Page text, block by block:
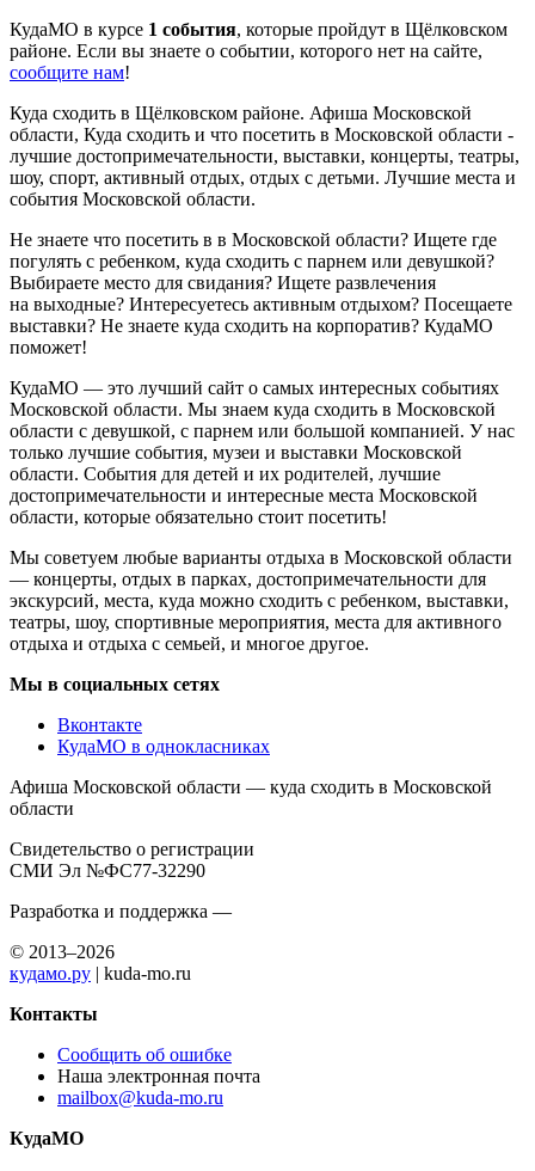
КудаМО в курсе 1 события, которые пройдут в Щёлковском
районе. Если вы знаете о событии, которого нет на сайте,
сообщите нам!
Куда сходить в Щёлковском районе. Афиша Московской
области, Куда сходить и что посетить в Московской области -
лучшие достопримечательности, выставки, концерты, театры,
шоу, спорт, активный отдых, отдых с детьми. Лучшие места и
события Московской области.
Не знаете что посетить в в Московской области? Ищете где
погулять с ребенком, куда сходить с парнем или девушкой?
Выбираете место для свидания? Ищете развлечения
на выходные? Интересуетесь активным отдыхом? Посещаете
выставки? Не знаете куда сходить на корпоратив? КудаМО
поможет!
КудаМО — это лучший сайт о самых интересных событиях
Московской области. Мы знаем куда сходить в Московской
области с девушкой, с парнем или большой компанией. У нас
только лучшие события, музеи и выставки Московской
области. События для детей и их родителей, лучшие
достопримечательности и интересные места Московской
области, которые обязательно стоит посетить!
Мы советуем любые варианты отдыха в Московской области
— концерты, отдых в парках, достопримечательности для
экскурсий, места, куда можно сходить с ребенком, выставки,
театры, шоу, спортивные мероприятия, места для активного
отдыха и отдыха с семьей, и многое другое.
Мы в социальных сетях
Вконтакте
КудаМО в однокласниках
Афиша Московской области — куда сходить в Московской
области
Свидетельство о регистрации
СМИ Эл №ФС77-32290
Разработка и поддержка —
© 2013–2026
кудамо.ру | kuda-mo.ru
Контакты
Сообщить об ошибке
Наша электронная почта
mailbox@kuda-mo.ru
КудаМО